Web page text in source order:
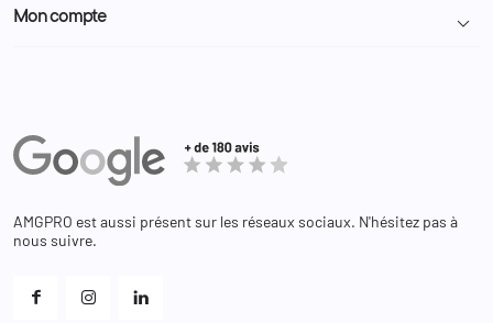
Nous contacter
Administration
Police Municipale | ASVP
Equipements
Bagagerie
Mon compte 
Adresses
Bons de réduction
Et les cookies ?
AMGPRO est aussi présent sur les réseaux sociaux. N'hésitez pas à
nous suivre.